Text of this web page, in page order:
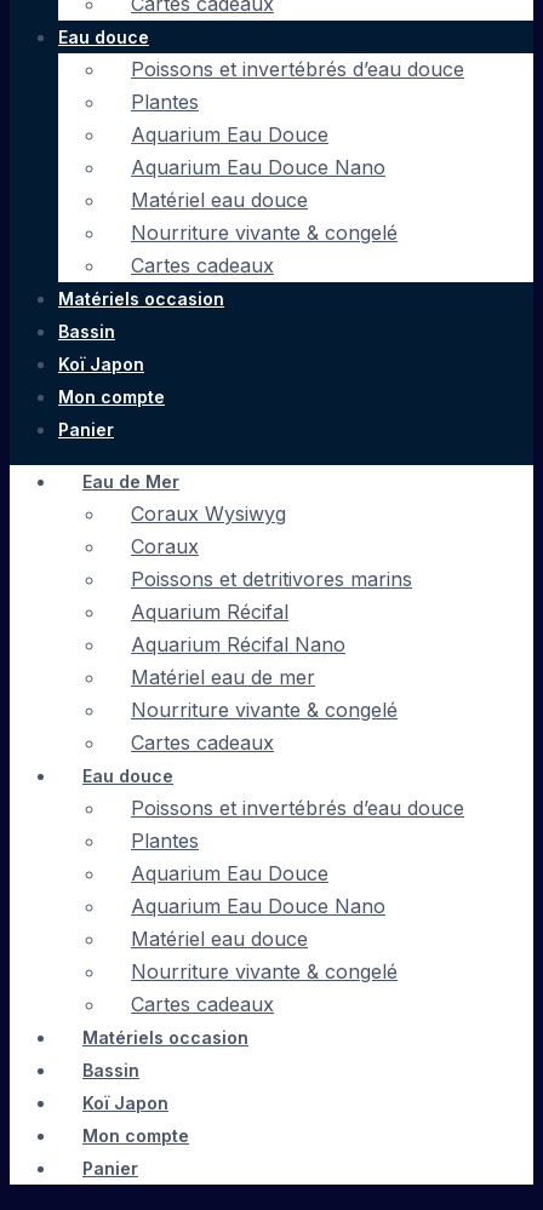
Eau douce
Poissons et invertébrés d’eau douce
Plantes
Aquarium Eau Douce
Aquarium Eau Douce Nano
Matériel eau douce
Nourriture vivante & congelé
Cartes cadeaux
Matériels occasion
Bassin
Koï Japon
Mon compte
Panier
Eau de Mer
Coraux Wysiwyg
Coraux
Poissons et detritivores marins
Aquarium Récifal
Aquarium Récifal Nano
Matériel eau de mer
Nourriture vivante & congelé
Cartes cadeaux
Eau douce
Poissons et invertébrés d’eau douce
Plantes
Aquarium Eau Douce
Aquarium Eau Douce Nano
Matériel eau douce
Nourriture vivante & congelé
Cartes cadeaux
Matériels occasion
Bassin
Koï Japon
Mon compte
Panier